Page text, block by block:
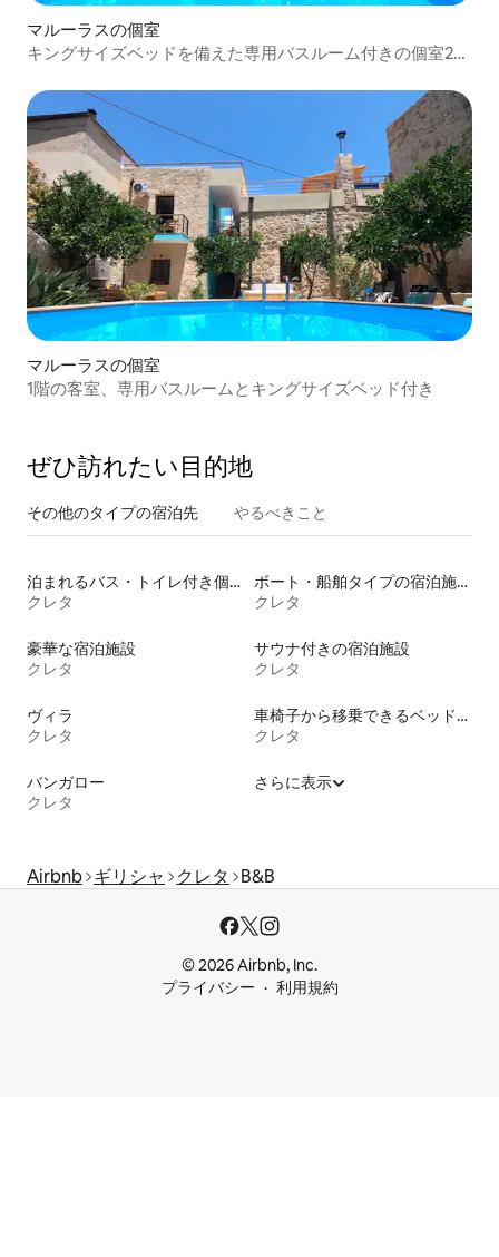
マルーラスの個室
キングサイズベッドを備えた専用バスルーム付きの個室2部
マルーラスの個室
1階の客室、専用バスルームとキングサイズベッド付き
ぜひ訪⁠れ⁠た⁠い目⁠的⁠地
その他のタ⁠イ⁠プ⁠の宿⁠泊⁠先 やるべきこと
泊まれるバス・トイレ付き個室
クレタ
ボート・船舶タイプの宿泊施設
クレタ
豪華な宿泊施設
クレタ
サウナ付きの宿泊施設
クレタ
ヴィラ
クレタ
車椅子から移乗できるベッドがある宿泊施設
クレタ
バンガロー
クレタ
さらに表示
Airbnb ギリシャ クレタ B&B
© 2026 Airbnb, Inc.
プライバシー
利用規約